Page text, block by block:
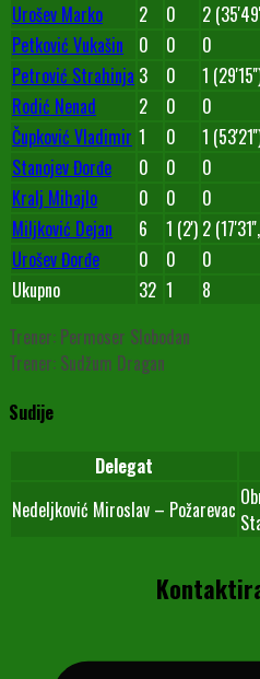
Urošev Marko
2 0 2
Petković Vukašin
0 0 0
Petrović Strahinja 3 0 1
Rodić Nenad
2 0 0
Čupković Vladimir 1 0 1
Stanojev Đorđe
0 0 0
Kralj Mihajlo
0 0 0
Miljković Dejan
6 1 (2') 2
Urošev Đorđe
0 0 0
Ukupno
32 1 8
Trener: Permoser Slobodan
Trener: Sudžum Dragan
Sudije
Delegat
Nedeljković Miroslav – Požarevac